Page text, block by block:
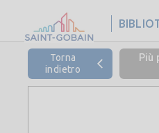
Torna
indietro
Più